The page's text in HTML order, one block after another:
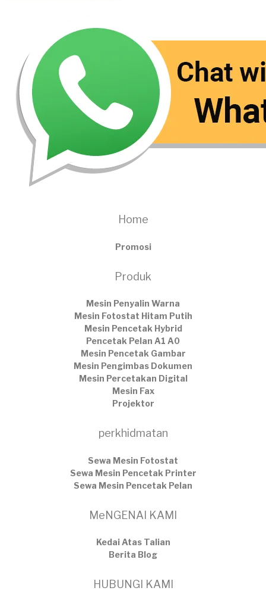
Home
Promosi
Produk
Mesin Penyalin Warna
Mesin Fotostat Hitam Putih
Mesin Pencetak Hybrid
Pencetak Pelan A1 A0
Mesin Pencetak Gambar
Mesin Pengimbas Dokumen
Mesin Percetakan Digital
Mesin Fax
Projektor
perkhidmatan
Sewa Mesin Fotostat
Sewa Mesin Pencetak Printer
Sewa Mesin Pencetak Pelan
MeNGENAI KAMI
Kedai Atas Talian
​Berita Blog
HUBUNGI KAMI